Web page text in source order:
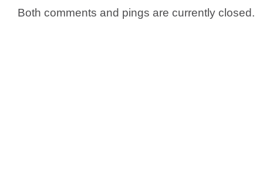
Both comments and pings are currently closed.